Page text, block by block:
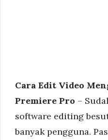
Cara Edit Video
Premiere Pro –
software editing
banyak pengguna.